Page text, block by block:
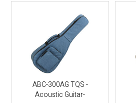
ABC-300AG TQS -
Acoustic Guitar-